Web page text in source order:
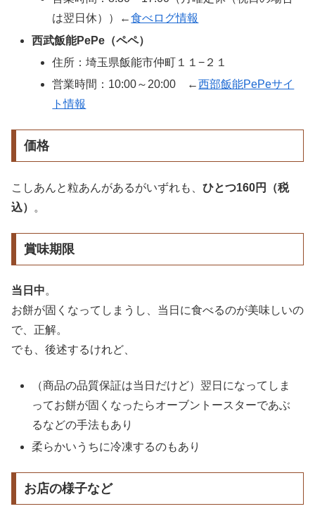
は翌日休））←食べログ情報
西武飯能PePe（ペペ）
住所：埼玉県飯能市仲町１１−２１
営業時間：10:00～20:00 ←西部飯能PePeサイ
ト情報
価格
こしあんと粒あんがあるがいずれも、 ひとつ160円（税
込）
。
賞味期限
当日中。
お餅が固くなってしまうし、当日に食べるのが美味しいの
で、正解。
でも、後述するけれど、
（商品の品質保証は当日だけど）翌日になってしま
ってお餅が固くなったらオーブントースターであぶ
るなどの手法もあり
柔らかいうちに冷凍するのもあり
お店の様子など